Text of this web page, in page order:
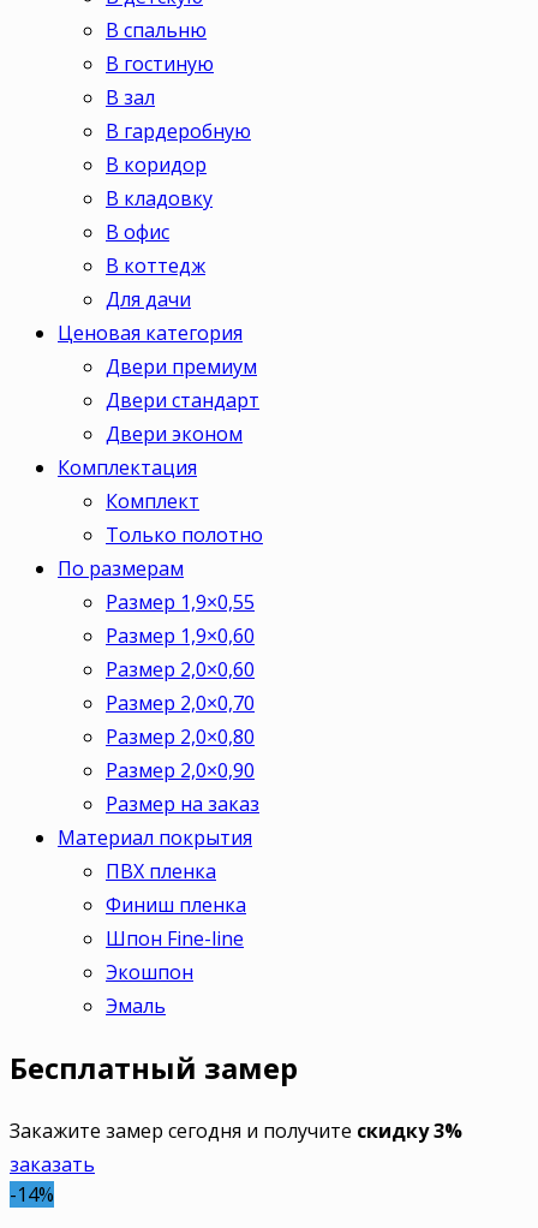
В спальню
В гостиную
В зал
В гардеробную
В коридор
В кладовку
В офис
В коттедж
Для дачи
Ценовая категория
Двери премиум
Двери стандарт
Двери эконом
Комплектация
Комплект
Только полотно
По размерам
Размер 1,9×0,55
Размер 1,9×0,60
Размер 2,0×0,60
Размер 2,0×0,70
Размер 2,0×0,80
Размер 2,0×0,90
Размер на заказ
Материал покрытия
ПВХ пленка
Финиш пленка
Шпон Fine-line
Экошпон
Эмаль
Бесплатный замер
Закажите замер сегодня и получите скидку 3%
заказать
-14%